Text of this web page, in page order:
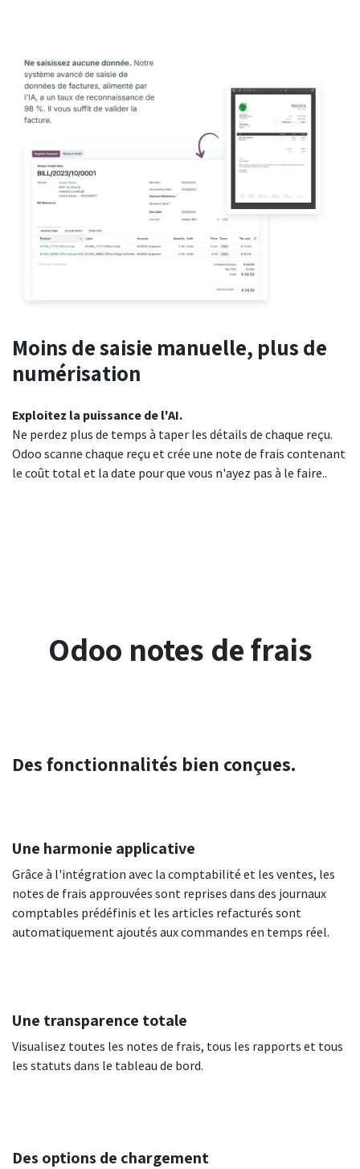
Moins de saisie manuelle, plus de
numérisation
Exploitez la puissance de l'AI.
Ne perdez plus de temps à taper les détails de chaque reçu.
Odoo scanne chaque reçu et crée une note de frais contenant
le coût total et la date pour que vous n'ayez pas à le faire..
Odoo notes de frais
Des fonctionnalités bien conçues.
Une harmonie applicative
Grâce à l'intégration avec la comptabilité et les ventes, les
notes de frais approuvées sont reprises dans des journaux
comptables prédéfinis et les articles refacturés sont
automatiquement ajoutés aux commandes en temps réel.
Une transparence totale
Visualisez toutes les notes de frais, tous les rapports et tous
les statuts dans le tableau de bord.
Des options de chargement